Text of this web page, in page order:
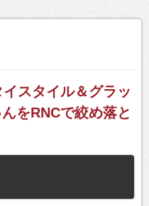
スタイル＆グラッ
をRNCで絞め落と